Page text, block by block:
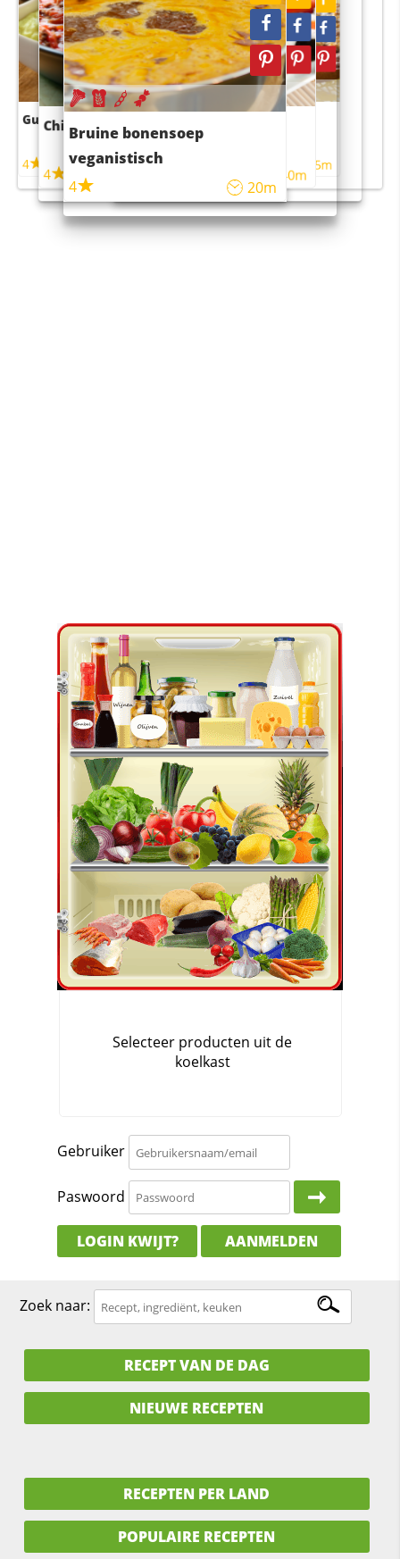
Gebruiker
Paswoord
LOGIN KWIJT? AANMELDEN
Guacamole
4
Chili con carne
4 45m
Bruine bonensoep
veganistisch
4
20m
Sushi rijstsalade
maaltijdsalade
40m
4 55m
Zoek naar:
RECEPT VAN DE DAG
NIEUWE RECEPTEN
RECEPTEN PER LAND
POPULAIRE RECEPTEN